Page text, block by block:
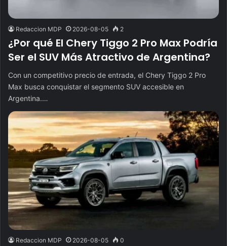
Redaccion MDP 2026-08-05 2
¿Por qué El Chery Tiggo 2 Pro Max Podría
Ser el SUV Más Atractivo de Argentina?
Con un competitivo precio de entrada, el Chery Tiggo 2 Pro
Max busca conquistar el segmento SUV accesible en
Argentina.…
Redaccion MDP 2026-08-05 0